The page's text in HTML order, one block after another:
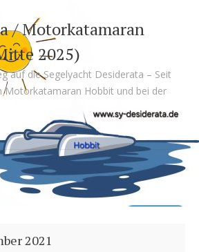
/ Motorkatamaran
2025)
auf die Segelyacht Desiderata – Seit
Motorkatamaran Hobbit und bei der
2021